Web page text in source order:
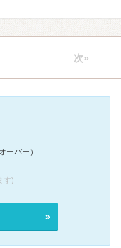
次»
ーバー）
す)